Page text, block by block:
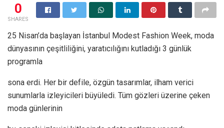
0
SHARES
25 Nisan’da başlayan İstanbul Modest Fashion Week, moda
dünyasının çeşitliliğini, yaratıcılığını kutladığı 3 günlük
programla
sona erdi. Her bir defile, özgün tasarımlar, ilham verici
sunumlarla izleyicileri büyüledi. Tüm gözleri üzerine çeken
moda günlerinin